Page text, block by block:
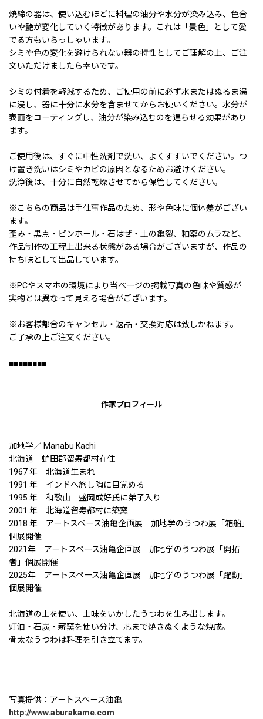
焼締の器は、使い込むほどに料理の油分や水分が染み込み、色合
いや艶が変化していく特徴があります。これは「景色」として愛
でる方もいらっしゃいます。
シミや色の変化を避けられない器の特性としてご理解の上、ご注
文いただけましたら幸いです。
シミの付着を軽減するため、ご使用の前に必ず水またはぬるま湯
に浸し、器に十分に水分を含ませてからお使いください。水分が
表面をコーティングし、油分が染み込むのを遅らせる効果があり
ます。
ご使用後は、すぐに中性洗剤で洗い、よくすすいでください。つ
け置き洗いはシミやカビの原因となるためお避けください。
洗浄後は、十分に自然乾燥させてから保管してください。
※こちらの商品は手仕事作品のため、形や色味に個体差がござい
ます。
歪み・黒点・ピンホール・石はぜ・土の亀裂、釉薬のムラなど、
作品制作の工程上出来る状態がある場合がございますが、作品の
持ち味として出品しています。
※PCやスマホの環境により当ページの掲載写真の色味や質感が
実物とは異なって見える場合がございます。
※お客様都合のキャンセル・返品・交換対応は致しかねます。
ご了承の上ご注文ください。
■■■■■■■■
作家プロフィール
加地学／ Manabu Kachi
北海道 虻田郡留寿都村在住
1967 年 北海道生まれ
1991 年 インドへ旅し陶に目覚める
1995 年 和歌山 盛岡成好氏に弟子入り
2001 年 北海道留寿都村に築窯
2018 年 アートスペース油亀企画展 加地学のうつわ展「箱船」
個展開催
2021年 アートスペース油亀企画展 加地学のうつわ展「開拓
者」個展開催
2025年 アートスペース油亀企画展 加地学のうつわ展「躍動」
個展開催
北海道の土を使い、土味をいかしたうつわを生み出します。
灯油・石炭・薪窯を使い分け、芯まで焼きぬくような焼成。
骨太なうつわは料理を引き立てます。
写真提供：アートスペース油亀
http://www.aburakame.com